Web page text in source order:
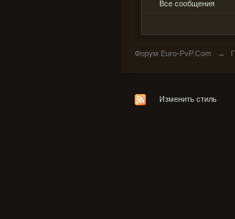
Все сообщения
Форум Euro-PvP.Com →
Изменить стиль